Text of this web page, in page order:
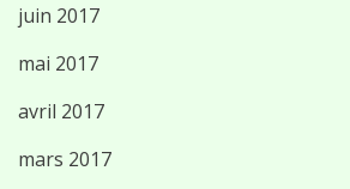
juin 2017
mai 2017
avril 2017
mars 2017